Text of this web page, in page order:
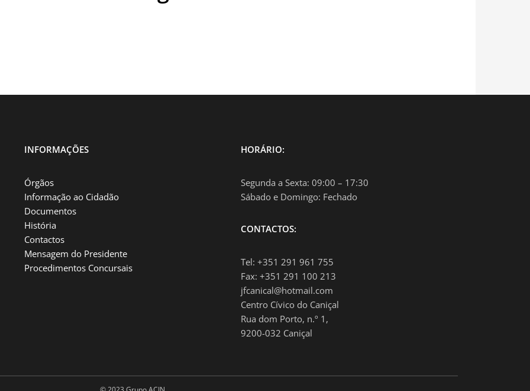
INFORMAÇÕES
Órgãos
Informação ao Cidadão
Documentos
História
Contactos
Mensagem do Presidente
Procedimentos Concursais
HORÁRIO:
Segunda a Sexta: 09:00 – 17:30
Sábado e Domingo: Fechado
CONTACTOS:
Tel: +351 291 961 755
Fax: +351 291 100 213
jfcanical@hotmail.com
Centro Cívico do Caniçal
Rua dom Porto, n.º 1,
9200-032 Caniçal